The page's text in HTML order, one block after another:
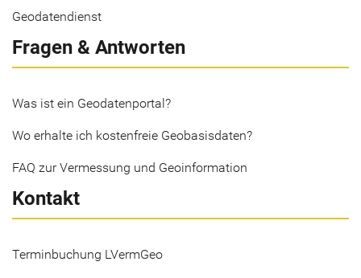
Geodatendienst
Fragen & Antworten
Was ist ein Geodatenportal?
Wo erhalte ich kostenfreie Geobasisdaten?
FAQ zur Vermessung und Geoinformation
Kontakt
Terminbuchung LVermGeo